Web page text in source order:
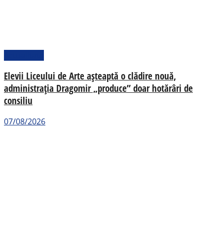
Elevii Liceului de Arte așteaptă o clădire nouă,
administrația Dragomir „produce” doar hotărâri de
consiliu
07/08/2026